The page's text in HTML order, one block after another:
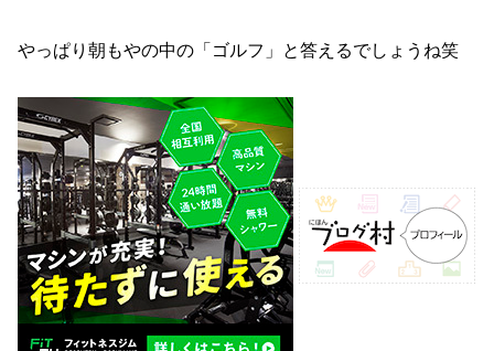
やっぱり朝もやの中の「ゴルフ」と答えるでしょうね笑